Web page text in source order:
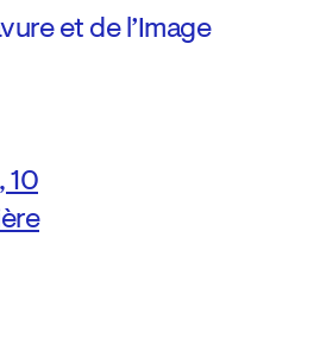
et de l’Image
10